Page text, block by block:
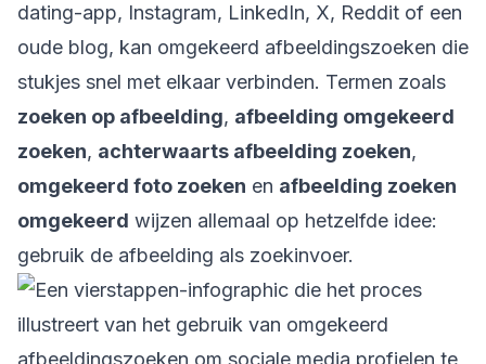
dating-app, Instagram, LinkedIn, X, Reddit of een
oude blog, kan omgekeerd afbeeldingszoeken die
stukjes snel met elkaar verbinden. Termen zoals
zoeken op afbeelding, afbeelding omgekeerd
zoeken, achterwaarts afbeelding zoeken,
omgekeerd foto zoeken en afbeelding zoeken
omgekeerd wijzen allemaal op hetzelfde idee:
gebruik de afbeelding als zoekinvoer.